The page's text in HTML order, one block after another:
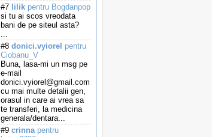
#7 lilik pentru Bogdanpop
si tu ai scos vreodata
bani de pe siteul asta?
...
#8 donici.vyiorel pentru
Ciobanu_V
Buna, lasa-mi un msg pe
e-mail
donici.vyiorel@gmail.com
cu mai multe detalii gen,
orasul in care ai vrea sa
te transferi, la medicina
generala/dentara...
#9 crinnapentru